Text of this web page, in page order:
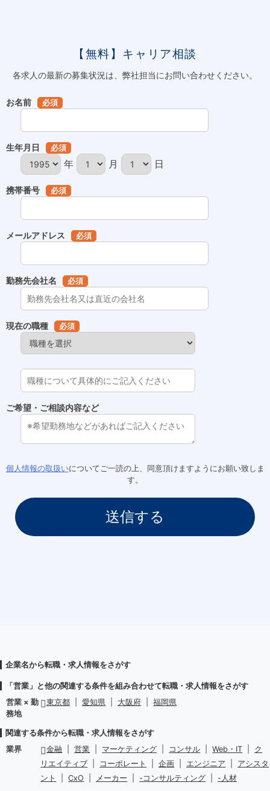
【無料】キャリア相談
各求人の最新の募集状況は、弊社担当にお問い合わせください。
お名前 必須
生年月日 必須
年 月 日
携帯番号 必須
メールアドレス 必須
勤務先会社名 必須
現在の職種 必須
ご希望・ご相談内容など
個人情報の取扱いについてご一読の上、同意頂けますようにお願い致しま
す。
企業名から転職・求人情報をさがす
「営業」と他の関連する条件を組み合わせて転職・求人情報をさがす
営業 × 勤
務地
東京都 愛知県 大阪府 福岡県
関連する条件から転職・求人情報をさがす
業界
金融 営業 マーケティング コンサル Web・IT
ク
リエイティブ
コーポレート 企画 エンジニア
アシスタ
ント
CxO メーカー -コンサルティング -人材